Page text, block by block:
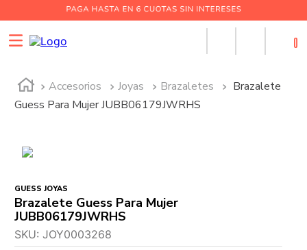
0
Accesorios Joyas Brazaletes
Brazalete
Guess Para Mujer JUBB06179JWRHS
GUESS JOYAS
Brazalete Guess Para Mujer
JUBB06179JWRHS
SKU:JOY0003268